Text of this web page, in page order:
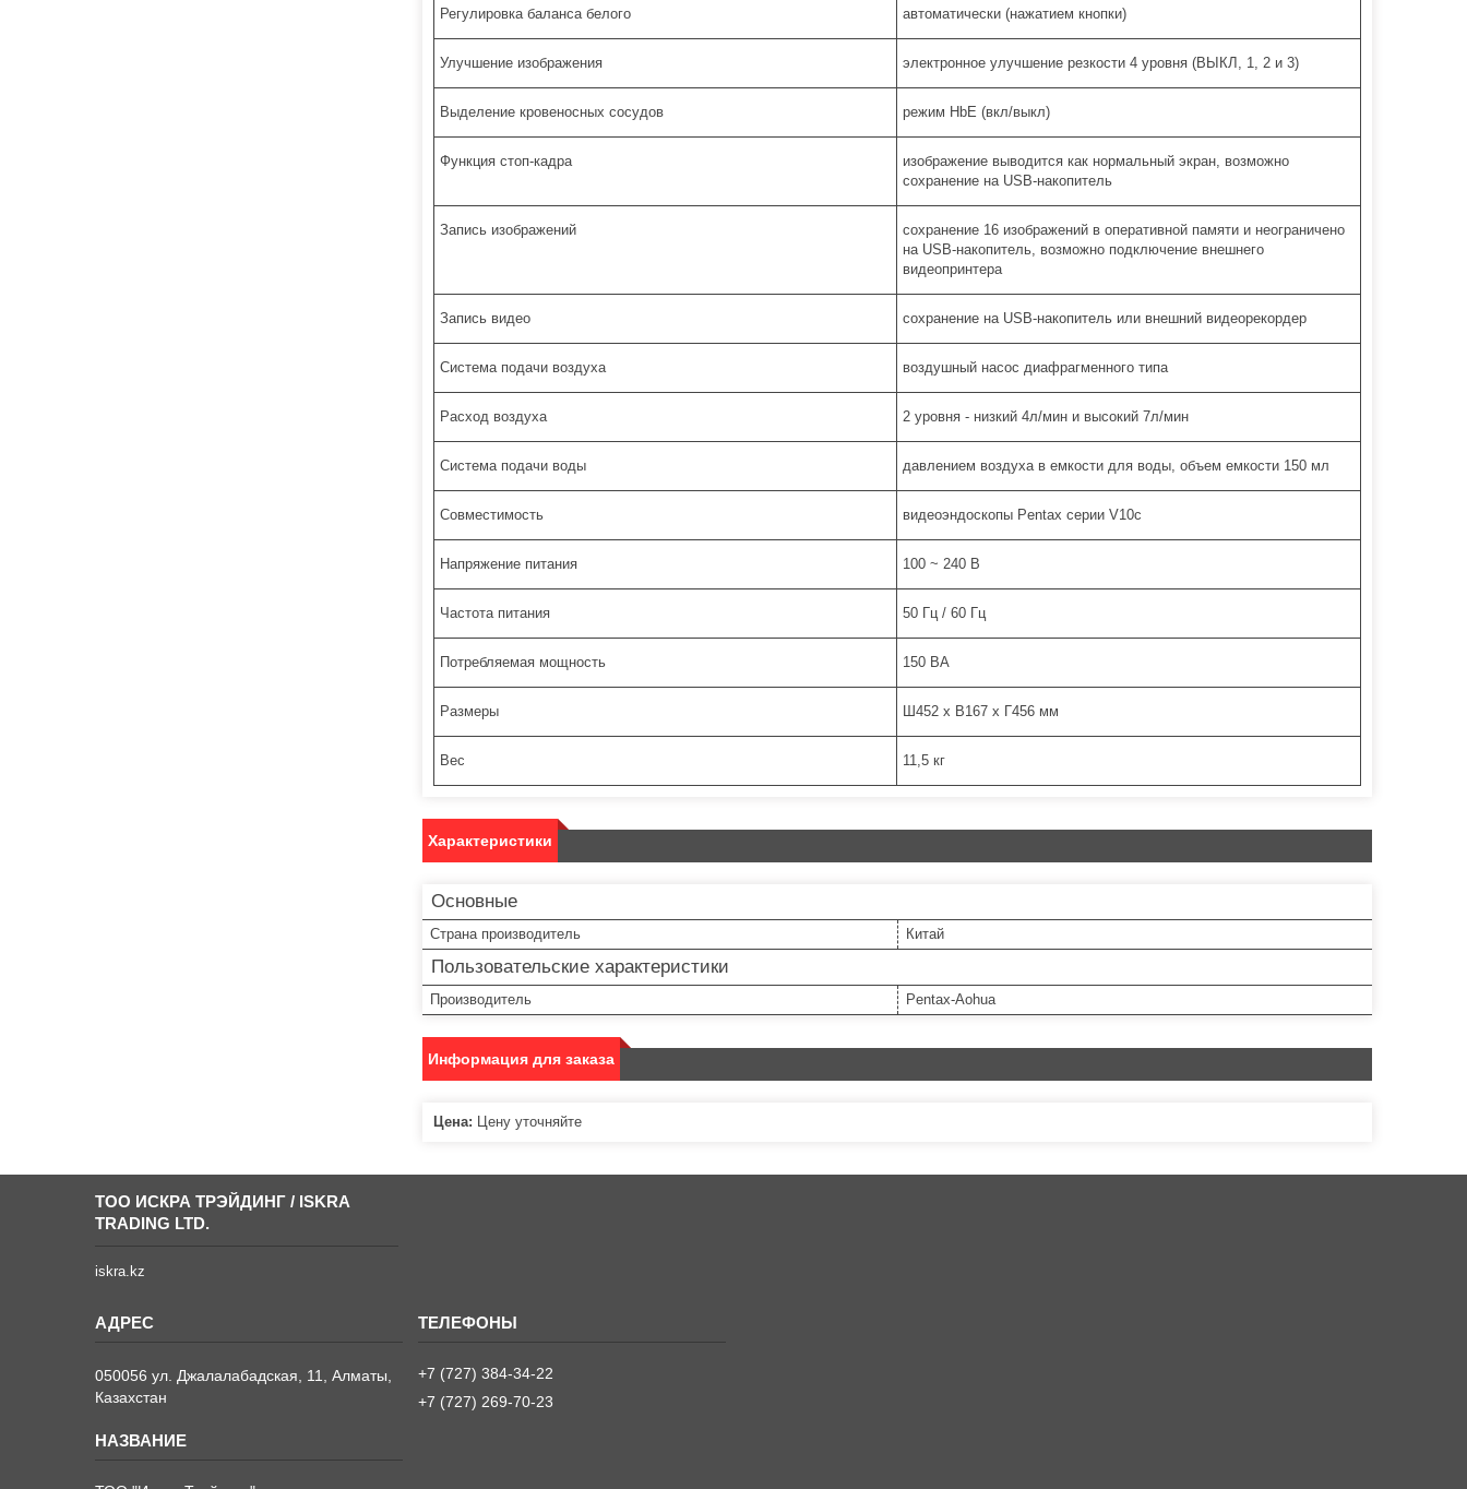
Регулировка баланса белого автоматически (нажатием кнопки)
Улучшение изображения электронное улучшение резкости 4 уровня (ВЫКЛ, 1, 2 и 3)
Выделение кровеносных сосудов режим HbE (вкл/выкл)
Функция стоп-кадра
изображение выводится как нормальный экран, возможно
сохранение на USB-накопитель
Запись изображений
сохранение 16 изображений в оперативной памяти и неограничено
на USB-накопитель, возможно подключение внешнего
видеопринтера
Запись видео сохранение на USB-накопитель или внешний видеорекордер
Система подачи воздуха воздушный насос диафрагменного типа
Расход воздуха 2 уровня - низкий 4л/мин и высокий 7л/мин
Система подачи воды давлением воздуха в емкости для воды, объем емкости 150 мл
Совместимость видеоэндоскопы Pentax серии V10c
Напряжение питания 100 ~ 240 В
Частота питания 50 Гц / 60 Гц
Потребляемая мощность 150 ВА
Размеры Ш452 х В167 х Г456 мм
Вес 11,5 кг
Характеристики
Основные
Страна производитель Китай
Пользовательские характеристики
Производитель Pentax-Aohua
Информация для заказа
Цена: Цену уточняйте
ТОО ИСКРА ТРЭЙДИНГ / ISKRA
TRADING LTD.
iskra.kz
050056 ул. Джалалабадская, 11, Алматы,
Казахстан
+7 (727) 384-34-22
+7 (727) 269-70-23